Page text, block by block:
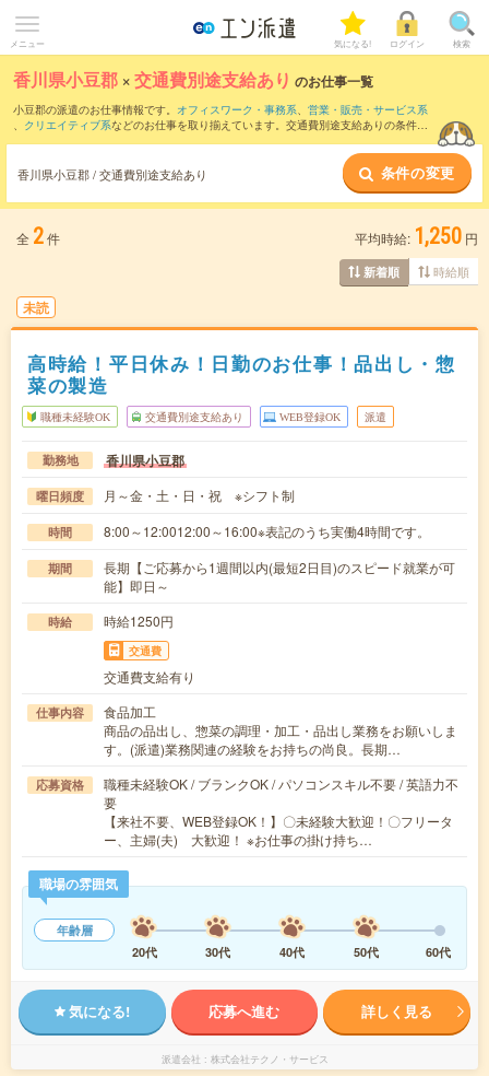
メニュー 気になる! ログイン 検索
香川県小豆郡 ×交通費別途支給あり のお仕事一覧
小豆郡の派遣のお仕事情報です。 オフィスワーク・事務系、 営業・販売・サービス系
、 クリエイティブ系などのお仕事を取り揃えています。交通費別途支給ありの条件の
香川県小豆郡 / 交通費別途支給あり 条件の変更
全 2件 平均時給: 1,250 円
新着順 時給順
未読
高時給！平日休み！日勤のお仕事！品出し・惣
菜の製造
職種未経験OK 交通費別途支給あり WEB登録OK 派遣
勤務地 香川県小豆郡
曜日頻度 月～金・土・日・祝 ※シフト制
時間 8:00～12:0012:00～16:00※表記のうち実働4時間です。
期間
長期【ご応募から1週間以内(最短2日目)のスピード就業が可
能】即日～
時給 時給1250円
交通費
交通費支給有り
仕事内容
食品加工
商品の品出し、惣菜の調理・加工・品出し業務をお願いしま
す。(派遣)業務関連の経験をお持ちの尚良。長期…
応募資格
職種未経験OK / ブランクOK / パソコンスキル不要 / 英語力不
要
【来社不要、WEB登録OK！】〇未経験大歓迎！〇フリータ
ー、主婦(夫) 大歓迎！ ※お仕事の掛け持ち…
職場の雰囲気
年齢層
20代
30代 40代 50代 60代
気になる! 応募へ進む 詳しく見る
派遣会社 株式会社テクノ・サービス